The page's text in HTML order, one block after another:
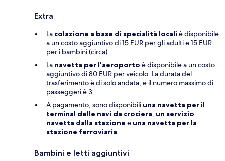
Extra
La colazione a base di specialità locali è disponibile
a un costo aggiuntivo di 15 EUR per gli adulti e 15 EUR
per i bambini (circa).
La navetta per l'aeroporto è disponibile a un costo
aggiuntivo di 80 EUR per veicolo. La durata del
trasferimento è di solo andata, e il numero massimo di
passeggeri è 3.
A pagamento, sono disponibili una navetta per il
terminal delle navi da crociera, un servizio
navetta dalla stazione e una navetta per la
stazione ferroviaria.
Bambini e letti aggiuntivi